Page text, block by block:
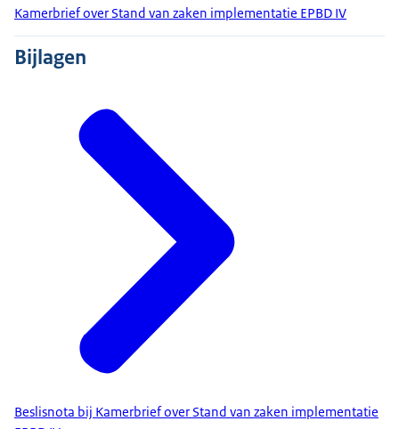
Kamerbrief over Stand van zaken implementatie EPBD IV
Bijlagen
Beslisnota bij Kamerbrief over Stand van zaken implementatie